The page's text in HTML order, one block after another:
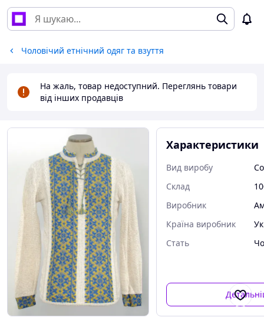
Чоловічий етнічний одяг та взуття
На жаль, товар недоступний. Переглянь товари
від інших продавців
Характеристики
Вид виробу
Склад
Виробник
Країна виробник
Стать